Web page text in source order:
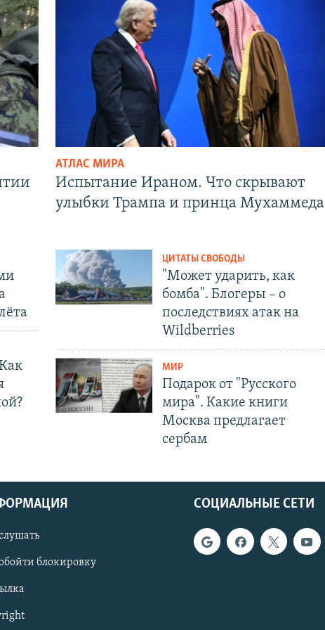
АТЛАС МИРА
Испытание Ираном. Что скрывают
улыбки Трампа и принца Мухаммеда
ЦИТАТЫ СВОБОДЫ
"Может ударить, как
бомба". Блогеры – о
последствиях атак на
Wildberries
МИР
Подарок от "Русского
мира". Какие книги
Москва предлагает
сербам
СОЦИАЛЬНЫЕ СЕТИ
блокировку